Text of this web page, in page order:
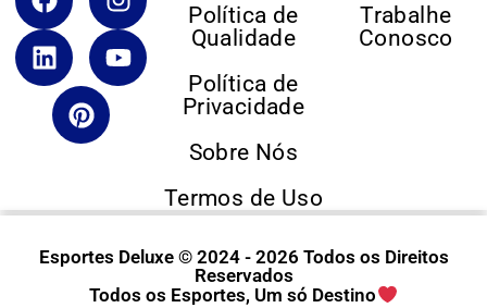
Política de
Qualidade
Política de
Privacidade
Sobre Nós
Termos de Uso
Trabalhe
Conosco
Esportes Deluxe © 2024 - 2026 Todos os Direitos
Reservados
Todos os Esportes, Um só Destino